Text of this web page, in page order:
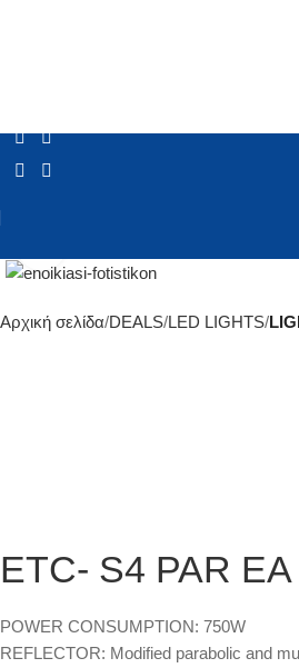
Αρχική σελίδα DEALS LED LIGHTS
ETC- S4 PAR
POWER CONSUMPTION: 750W
REFLECTOR: Modified parabolic and